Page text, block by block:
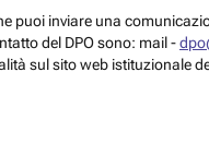
puoi inviare una
del DPO sono: mail -
sul sito web istituzionale